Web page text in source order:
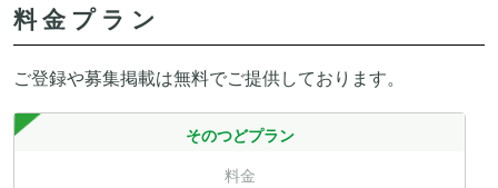
料金プラン
ご登録や募集掲載は無料でご提供しております。
そのつどプラン
料金